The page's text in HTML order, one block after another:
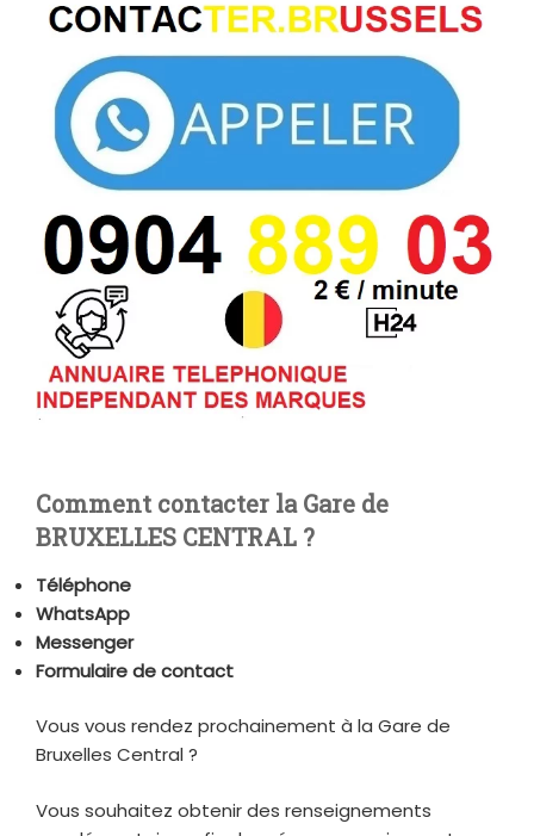
Comment contacter la Gare de
BRUXELLES CENTRAL ?
Téléphone
WhatsApp
Messenger
Formulaire de contact
Vous vous rendez prochainement à la Gare de
Bruxelles Central ?
Vous souhaitez obtenir des renseignements